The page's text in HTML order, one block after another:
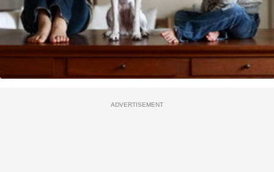
ADVERTISEMENT